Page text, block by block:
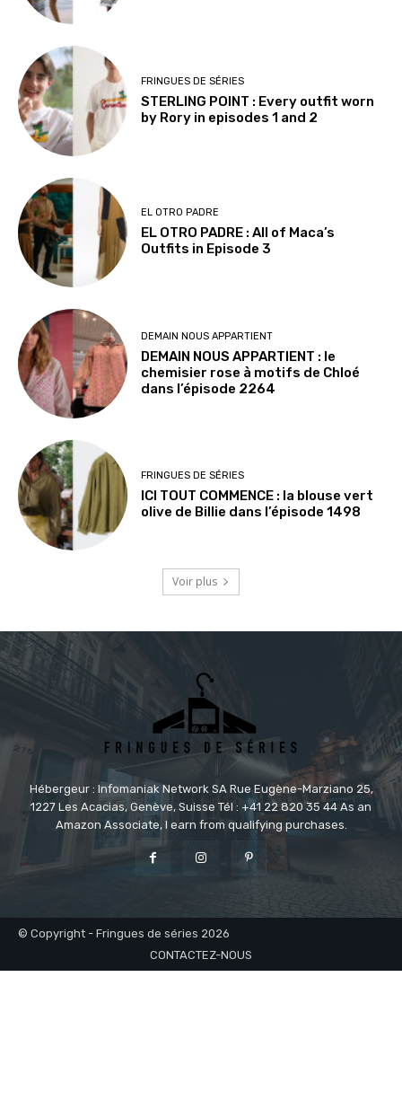
FRINGUES DE SÉRIES
STERLING POINT : Every outfit worn
by Rory in episodes 1 and 2
EL OTRO PADRE
EL OTRO PADRE : All of Maca’s
Outfits in Episode 3
DEMAIN NOUS APPARTIENT
DEMAIN NOUS APPARTIENT : le
chemisier rose à motifs de Chloé
dans l’épisode 2264
FRINGUES DE SÉRIES
ICI TOUT COMMENCE : la blouse vert
olive de Billie dans l’épisode 1498
Voir plus
Hébergeur : Infomaniak Network SA Rue Eugène-Marziano 25,
1227 Les Acacias, Genève, Suisse Tél : +41 22 820 35 44 As an
Amazon Associate, I earn from qualifying purchases.
© Copyright - Fringues de séries 2026
CONTACTEZ-NOUS